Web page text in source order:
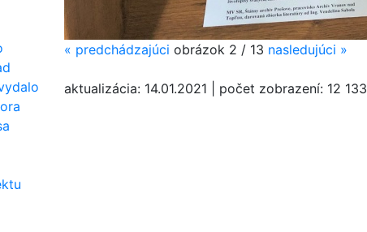
« predchádzajúci obrázok 2 / 13 nasledujúci »
aktualizácia: 14.01.2021 počet zobrazení: 12 133